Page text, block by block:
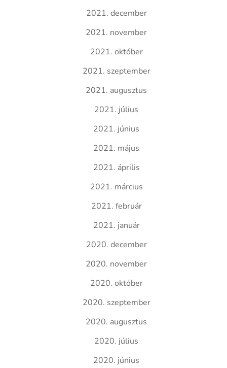
2021. december
2021. november
2021. október
2021. szeptember
2021. augusztus
2021. július
2021. június
2021. május
2021. április
2021. március
2021. február
2021. január
2020. december
2020. november
2020. október
2020. szeptember
2020. augusztus
2020. július
2020. június